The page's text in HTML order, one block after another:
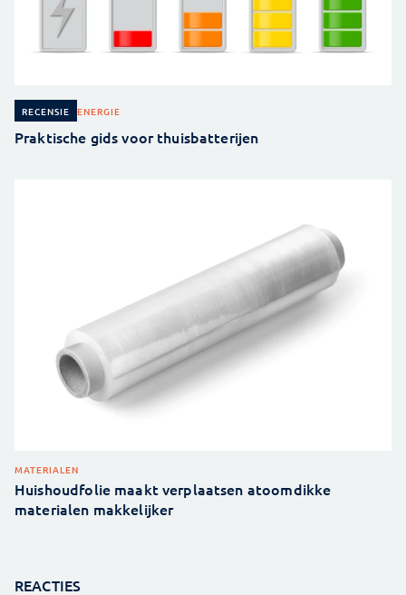
RECENSIE ENERGIE
Praktische gids voor thuisbatterijen
MATERIALEN
Huishoudfolie maakt verplaatsen atoomdikke
materialen makkelijker
REACTIES